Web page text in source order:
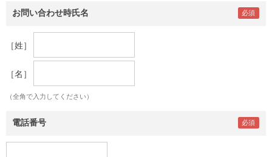
お問い合わせ時氏名
［姓］
［名］
（全角で入力してください）
電話番号